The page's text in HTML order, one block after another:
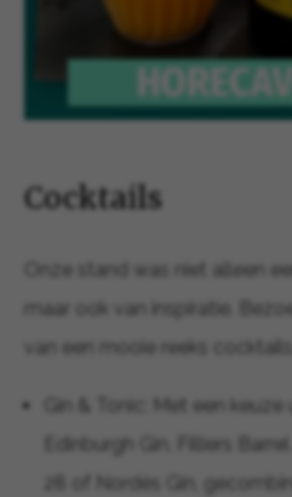
Cocktails
Onze stand was niet alleen
maar ook van inspiratie.
van een mooie reeks
Gin & Tonic: Met een keuze
Edinburgh Gin, Filliers
28 of Nordés Gin,